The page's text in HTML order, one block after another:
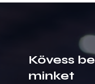
Kövess be
minket